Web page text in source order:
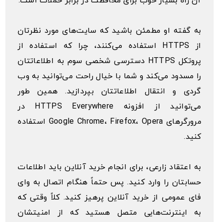
به گفته او مطمئن باشید که سایت‌های مورد نظرتان
از HTTPS استفاده می‌کنند، چرا که استفاده از
پروتکل HTTPS دسترسی شخصی سوم به اطلاعاتتان
را مسدود می‌کند و شما با خیال راحت می‌توانید به وب
گردی و انتقال اطلاعاتتان بپردازید. همین طور
می‌توانید از افزونه HTTPS Everywhere در
مرورگرهای Google Chrome، Firefox، Opera استفاده
کنید.
به اعتقاد زارعی، برای انجام خرید آنلاین باید اطلاعات
حسابتان را وارد کنید. پس حتماً هنگام اتصال به وای
فای عمومی از خرید آنلاین پرهیز کنید. کلاً وقتی که
به اینترنت‌هایی متصل هستید که از امنیتشان